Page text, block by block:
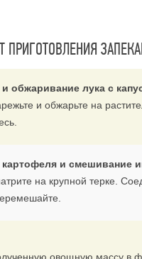
обжаривание лука с
и обжарьте на
картофеля и смешивание
на крупной терке.